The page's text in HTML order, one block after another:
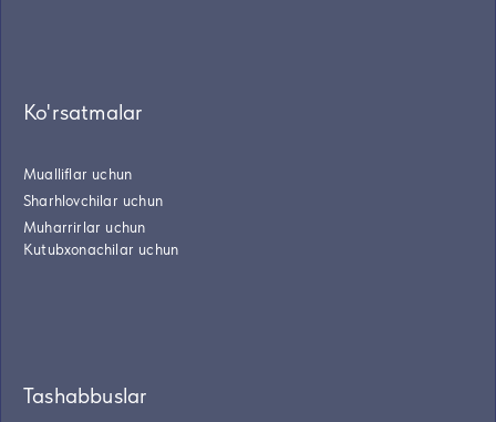
Ko'rsatmalar
Mualliflar uchun
Sharhlovchilar uchun
Muharrirlar uchun
Kutubxonachilar uchun
Tashabbuslar